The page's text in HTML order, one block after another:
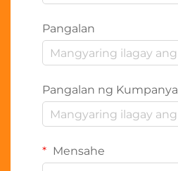
Pangalan
Pangalan ng Kumpanya
Mensahe